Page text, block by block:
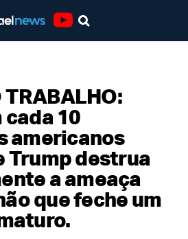
TRABALHO:
cada 10
americanos
Trump destrua
a ameaça
que feche um